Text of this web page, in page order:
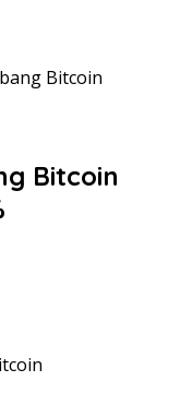
Bitcoin
Bitcoin